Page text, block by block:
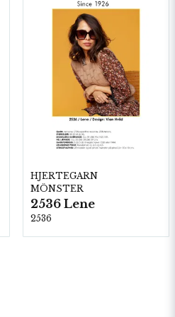
HJERTEGARN
MÖNSTER
2536 Lene
2536